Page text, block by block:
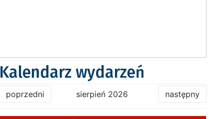
Kalendarz wydarzeń
poprzedni sierpień 2026 następny